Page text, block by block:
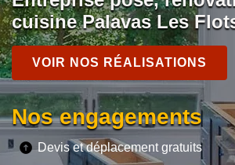
cuisine Palavas Les
VOIR NOS RÉALISATIONS
Nos engagements
Devis et déplacement gratuits